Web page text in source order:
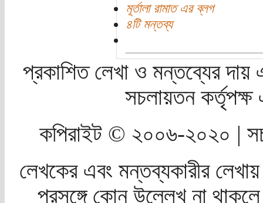
মূর্তালা রামাত এর ব্লগ
৪টি মন্তব্য
প্রকাশিত লেখা ও মন্তব্যের দায়
সচলায়তন
কপিরাইট © ২০০৬-২০২০ |
লেখকের এবং মন্তব্যকারীর
প্রসঙ্গে কোন উল্লেখ না